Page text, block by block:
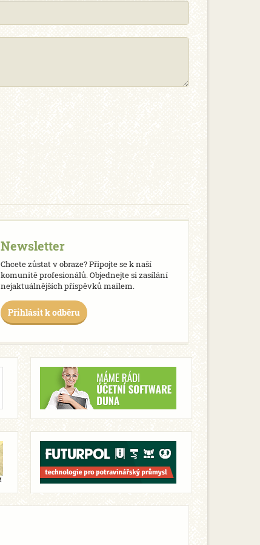
Newsletter
Chcete zůstat v obraze? Připojte se k naší
komunitě profesionálů. Objednejte si zasílání
nejaktuálnějších příspěvků mailem.
Přihlásit k odběru